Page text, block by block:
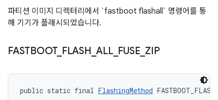
파티션 이미지 디렉터리에서 `fastboot flashall` 명령어를 통
해 기기가 플래시되었습니다.
FASTBOOT_ FLASH _ALL_ FUSE ZIP
public static final FlashingMethod